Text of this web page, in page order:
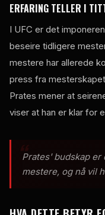
ERFARING TELLER I
I UFC er det
beseire tidligere
mestere har allerede
press fra
Prates mener at
viser at han er klar for
Prates' budskap
mestere, og nå vil